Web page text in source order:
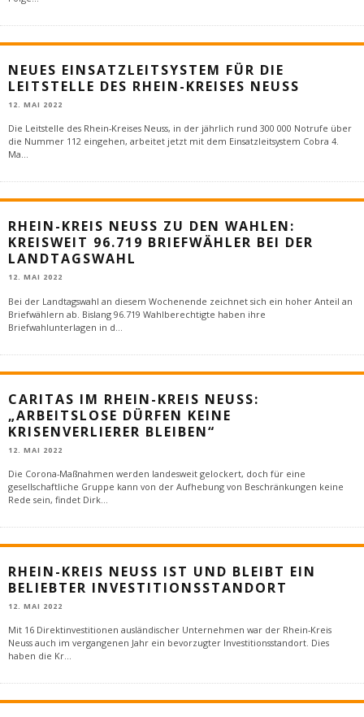
NEUES EINSATZLEITSYSTEM FÜR DIE
LEITSTELLE DES RHEIN-KREISES NEUSS
12. MAI 2022
Die Leitstelle des Rhein-Kreises Neuss, in der jährlich rund 300 000 Notrufe über
die Nummer 112 eingehen, arbeitet jetzt mit dem Einsatzleitsystem Cobra 4.
Ma...
RHEIN-KREIS NEUSS ZU DEN WAHLEN:
KREISWEIT 96.719 BRIEFWÄHLER BEI DER
LANDTAGSWAHL
12. MAI 2022
Bei der Landtagswahl an diesem Wochenende zeichnet sich ein hoher Anteil an
Briefwählern ab. Bislang 96.719 Wahlberechtigte haben ihre
Briefwahlunterlagen in d
CARITAS IM RHEIN-KREIS NEUSS:
„ARBEITSLOSE DÜRFEN KEINE
KRISENVERLIERER BLEIBEN“
12. MAI 2022
Die Corona-Maßnahmen werden landesweit gelockert, doch für eine
gesellschaftliche Gruppe kann von der Aufhebung von Beschränkungen keine
Rede sein, findet Dirk
RHEIN-KREIS NEUSS IST UND BLEIBT EIN
BELIEBTER INVESTITIONSSTANDORT
12. MAI 2022
Mit 16 Direktinvestitionen ausländischer Unternehmen war der Rhein-Kreis
Neuss auch im vergangenen Jahr ein bevorzugter Investitionsstandort. Dies
haben die Kr